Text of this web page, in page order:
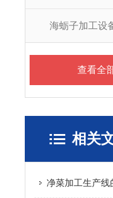
海蛎子加工设
查看全
相关
净菜加工生产线